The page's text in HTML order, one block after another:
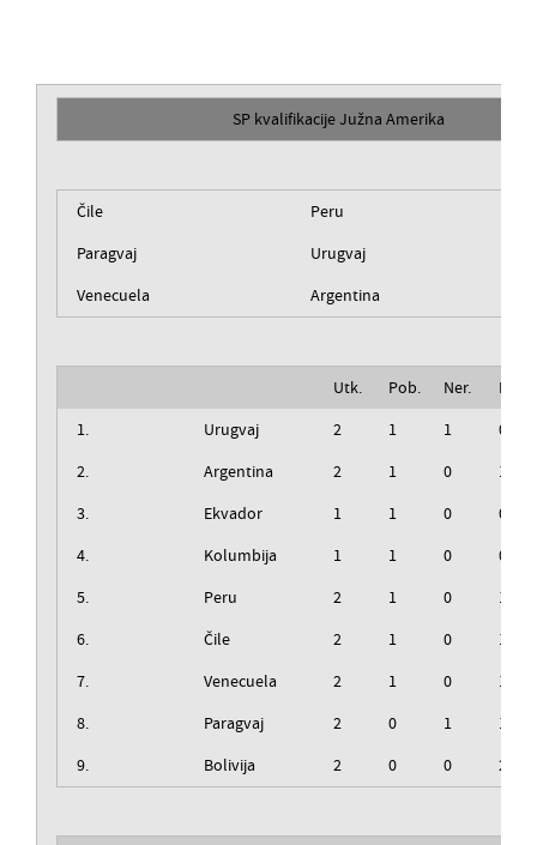
SP kvalifikacije Južna Amerika
Čile
Peru
Paragvaj
Urugvaj
Venecuela
Argentina
Utk. Pob. Ner.
Izg.
1.
Urugvaj 2 1 1
0
2.
Argentina 2 1 0
1
3.
Ekvador 1 1 0
0
4.
Kolumbija 1 1 0
0
5.
Peru 2 1 0
1
6.
Čile 2 1 0
1
7.
Venecuela 2 1 0
1
8.
Paragvaj 2 0 1
1
9.
Bolivija 2 0 0 2